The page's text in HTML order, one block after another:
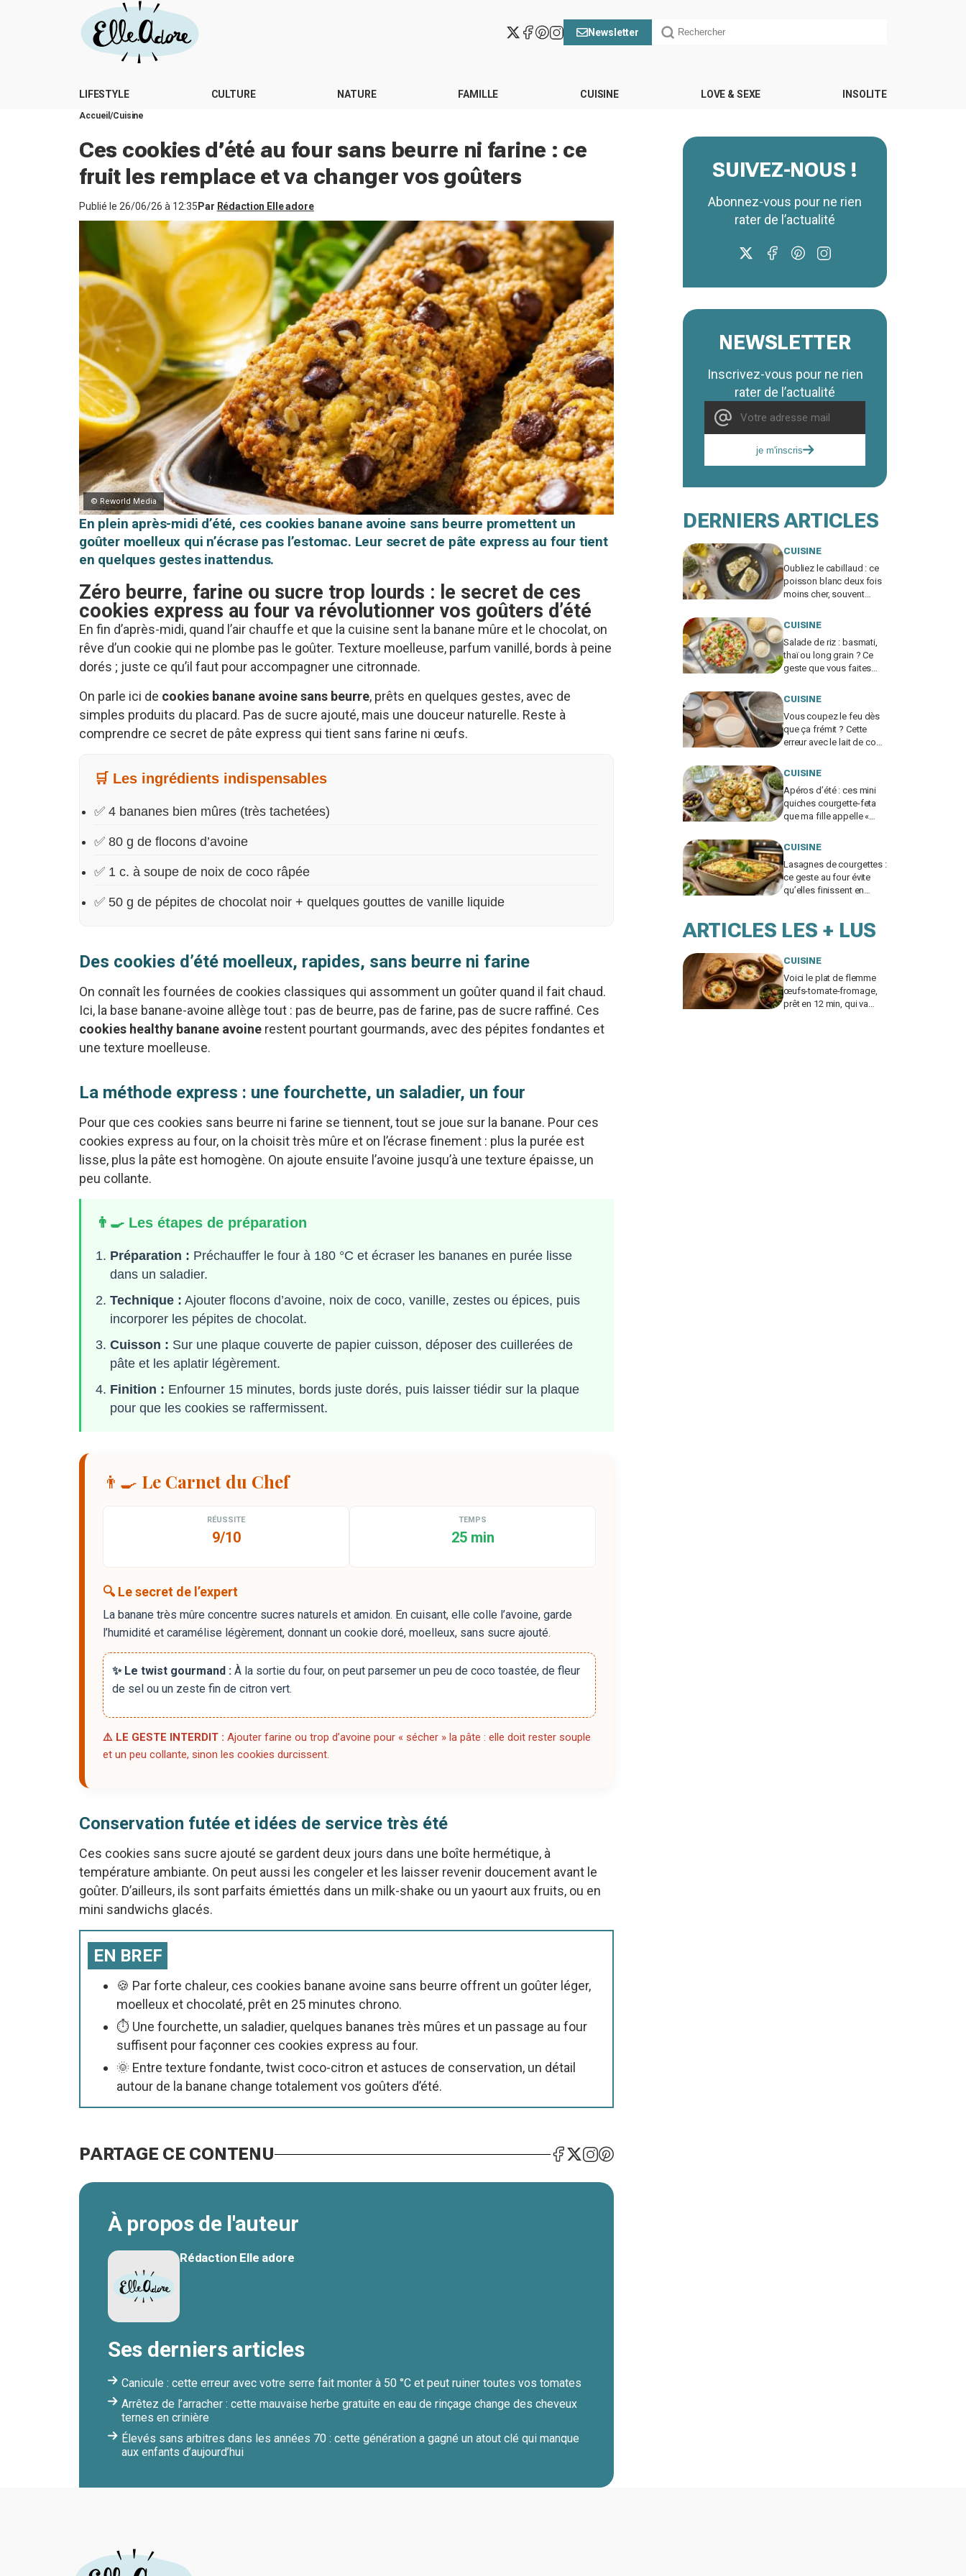
Newsletter
LIFESTYLE CULTURE NATURE FAMILLE CUISINE LOVE & SEXE INSOLITE
Accueil Cuisine
Ces cookies d’été au four sans beurre ni farine : ce
fruit les remplace et va changer vos goûters
Publié le 26/06/26 à 12:35 Par Rédaction Elle adore
© Reworld Media
En plein après-midi d’été, ces cookies banane avoine sans beurre promettent un
goûter moelleux qui n’écrase pas l’estomac. Leur secret de pâte express au four tient
en quelques gestes inattendus.
Zéro beurre, farine ou sucre trop lourds : le secret de ces
cookies express au four va révolutionner vos goûters d’été
En fin d’après-midi, quand l’air chauffe et que la cuisine sent la banane mûre et le chocolat, on
rêve d’un cookie qui ne plombe pas le goûter. Texture moelleuse, parfum vanillé, bords à peine
dorés ; juste ce qu’il faut pour accompagner une citronnade.
On parle ici de cookies banane avoine sans beurre, prêts en quelques gestes, avec de
simples produits du placard. Pas de sucre ajouté, mais une douceur naturelle. Reste à
comprendre ce secret de pâte express qui tient sans farine ni œufs.
🛒 Les ingrédients indispensables
✅ 4 bananes bien mûres (très tachetées)
✅ 80 g de flocons d’avoine
✅ 1 c. à soupe de noix de coco râpée
✅ 50 g de pépites de chocolat noir + quelques gouttes de vanille liquide
Des cookies d’été moelleux, rapides, sans beurre ni farine
On connaît les fournées de cookies classiques qui assomment un goûter quand il fait chaud.
Ici, la base banane-avoine allège tout : pas de beurre, pas de farine, pas de sucre raffiné. Ces
cookies healthy banane avoine restent pourtant gourmands, avec des pépites fondantes et
une texture moelleuse.
La méthode express : une fourchette, un saladier, un four
Pour que ces cookies sans beurre ni farine se tiennent, tout se joue sur la banane. Pour ces
cookies express au four, on la choisit très mûre et on l’écrase finement : plus la purée est
lisse, plus la pâte est homogène. On ajoute ensuite l’avoine jusqu’à une texture épaisse, un
peu collante.
👨‍🍳 Les étapes de préparation
Préparation : Préchauffer le four à 180 °C et écraser les bananes en purée lisse
dans un saladier.
Technique : Ajouter flocons d’avoine, noix de coco, vanille, zestes ou épices, puis
incorporer les pépites de chocolat.
Cuisson : Sur une plaque couverte de papier cuisson, déposer des cuillerées de
pâte et les aplatir légèrement.
Finition : Enfourner 15 minutes, bords juste dorés, puis laisser tiédir sur la plaque
pour que les cookies se raffermissent.
👨‍🍳 Le Carnet du Chef
RÉUSSITE
9/10
TEMPS
25 min
🔍 Le secret de l’expert
La banane très mûre concentre sucres naturels et amidon. En cuisant, elle colle l’avoine, garde
l’humidité et caramélise légèrement, donnant un cookie doré, moelleux, sans sucre ajouté.
✨ Le twist gourmand : À la sortie du four, on peut parsemer un peu de coco toastée, de fleur
de sel ou un zeste fin de citron vert.
⚠️ LE GESTE INTERDIT : Ajouter farine ou trop d’avoine pour « sécher » la pâte : elle doit rester souple
et un peu collante, sinon les cookies durcissent.
Conservation futée et idées de service très été
Ces cookies sans sucre ajouté se gardent deux jours dans une boîte hermétique, à
température ambiante. On peut aussi les congeler et les laisser revenir doucement avant le
goûter. D’ailleurs, ils sont parfaits émiettés dans un milk-shake ou un yaourt aux fruits, ou en
mini sandwichs glacés.
EN BREF
🍪 Par forte chaleur, ces cookies banane avoine sans beurre offrent un goûter léger,
moelleux et chocolaté, prêt en 25 minutes chrono.
⏱️ Une fourchette, un saladier, quelques bananes très mûres et un passage au four
suffisent pour façonner ces cookies express au four.
🌞 Entre texture fondante, twist coco-citron et astuces de conservation, un détail
autour de la banane change totalement vos goûters d’été.
PARTAGE CE CONTENU
À propos de l'auteur
Rédaction Elle adore
Ses derniers articles
Canicule : cette erreur avec votre serre fait monter à 50 °C et peut ruiner toutes vos tomates
Arrêtez de l’arracher : cette mauvaise herbe gratuite en eau de rinçage change des cheveux
ternes en crinière
Élevés sans arbitres dans les années 70 : cette génération a gagné un atout clé qui manque
aux enfants d’aujourd’hui
SUIVEZ-NOUS !
Abonnez-vous pour ne rien
rater de l’actualité
NEWSLETTER
Inscrivez-vous pour ne rien
rater de l’actualité
je m'inscris
DERNIERS ARTICLES
CUISINE
Oubliez le cabillaud : ce
poisson blanc deux fois
moins cher, souvent
autant
CUISINE
Salade de riz : basmati,
thaï ou long grain ? Ce
geste que vous faites
me l’a interdit
CUISINE
Vous coupez le feu dès
que ça frémit ? Cette
erreur avec le lait de coco
végétale
CUISINE
Apéros d’été : ces mini
quiches courgette-feta
que ma fille appelle «
vous évitez ce geste
CUISINE
Lasagnes de courgettes :
ce geste au four évite
qu’elles finissent en
ARTICLES LES + LUS
CUISINE
Voici le plat de flemme
œufs-tomate-fromage,
prêt en 12 min, qui va